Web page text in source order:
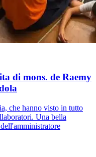
di mons. de Raemy
che hanno visto in tutto
Una bella